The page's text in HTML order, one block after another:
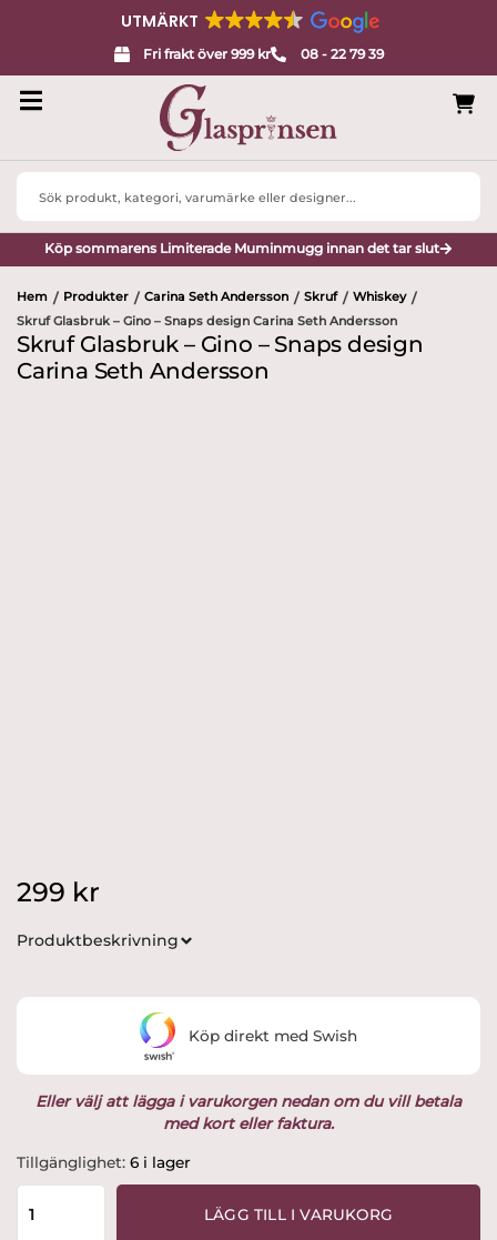
UTMÄRKT
Fri frakt över 999 kr 08 - 22 79 39
Search
Köp sommarens Limiterade Muminmugg innan det tar slut
Hem / Produkter / Carina Seth Andersson / Skruf / Whiskey /
Skruf Glasbruk – Gino – Snaps design Carina Seth Andersson
Skruf Glasbruk – Gino – Snaps design
Carina Seth Andersson
299 kr
Produktbeskrivning
Eller välj att lägga i varukorgen nedan om du vill betala
med kort eller faktura.
Tillgänglighet: 6 i lager
Skruf
Glasbruk
LÄGG TILL I VARUKORG
Köp direkt med Swish